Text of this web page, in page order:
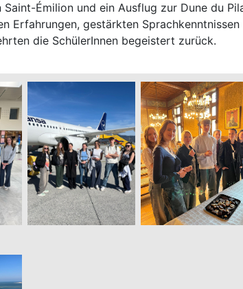
Saint-Émilion und ein Ausflug zur Dune du
Erfahrungen, gestärkten
die SchülerInnen begeistert zurück.